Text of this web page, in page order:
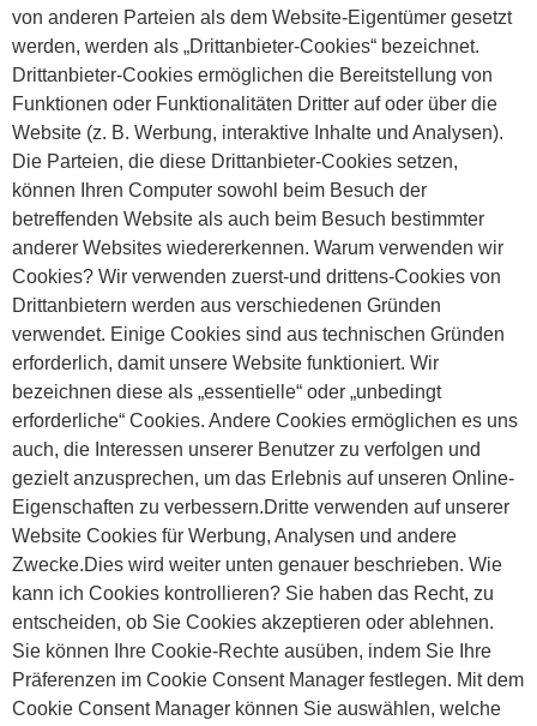
von anderen Parteien als dem Website-Eigentümer gesetzt
werden, werden als „Drittanbieter-Cookies“ bezeichnet.
Drittanbieter-Cookies ermöglichen die Bereitstellung von
Funktionen oder Funktionalitäten Dritter auf oder über die
Website (z. B. Werbung, interaktive Inhalte und Analysen).
Die Parteien, die diese Drittanbieter-Cookies setzen,
können Ihren Computer sowohl beim Besuch der
betreffenden Website als auch beim Besuch bestimmter
anderer Websites wiedererkennen. Warum verwenden wir
Cookies? Wir verwenden zuerst-und drittens-Cookies von
Drittanbietern werden aus verschiedenen Gründen
verwendet. Einige Cookies sind aus technischen Gründen
erforderlich, damit unsere Website funktioniert. Wir
bezeichnen diese als „essentielle“ oder „unbedingt
erforderliche“ Cookies. Andere Cookies ermöglichen es uns
auch, die Interessen unserer Benutzer zu verfolgen und
gezielt anzusprechen, um das Erlebnis auf unseren Online-
Eigenschaften zu verbessern.Dritte verwenden auf unserer
Website Cookies für Werbung, Analysen und andere
Zwecke.Dies wird weiter unten genauer beschrieben. Wie
kann ich Cookies kontrollieren? Sie haben das Recht, zu
entscheiden, ob Sie Cookies akzeptieren oder ablehnen.
Sie können Ihre Cookie-Rechte ausüben, indem Sie Ihre
Präferenzen im Cookie Consent Manager festlegen. Mit dem
Cookie Consent Manager können Sie auswählen, welche